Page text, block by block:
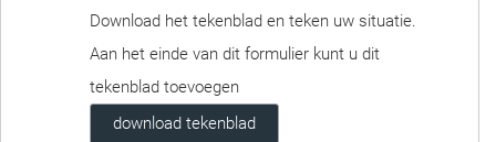
Download het tekenblad en teken uw situatie.
Aan het einde van dit formulier kunt u dit
tekenblad toevoegen
download tekenblad